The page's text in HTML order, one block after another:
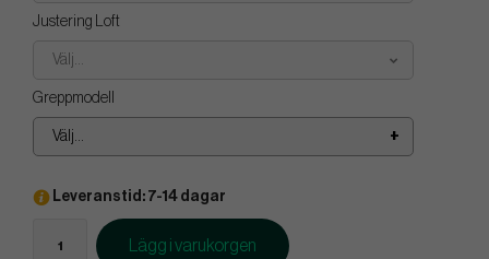
Justering Loft
Välj...
Greppmodell
Välj...
Leveranstid: 7-14 dagar
Lägg i varukorgen